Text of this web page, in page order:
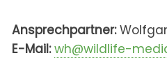
Ansprechpartner:
E-Mail: wh@wildlife-